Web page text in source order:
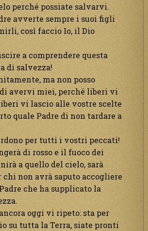
perché possiate salvarvi.
avverte sempre i suoi figli
così faccio Io, il Dio
a comprendere questa
di salvezza!
ma non posso
avervi miei, perché liberi vi
vi lascio alle vostre scelte
quale Padre di non tardare a
per tutti i vostri peccati!
di rosso e il fuoco dei
a quello del cielo, sarà
non avrà saputo accogliere
che ha supplicato la
oggi vi ripeto: sta per
su tutta la Terra, siate pronti